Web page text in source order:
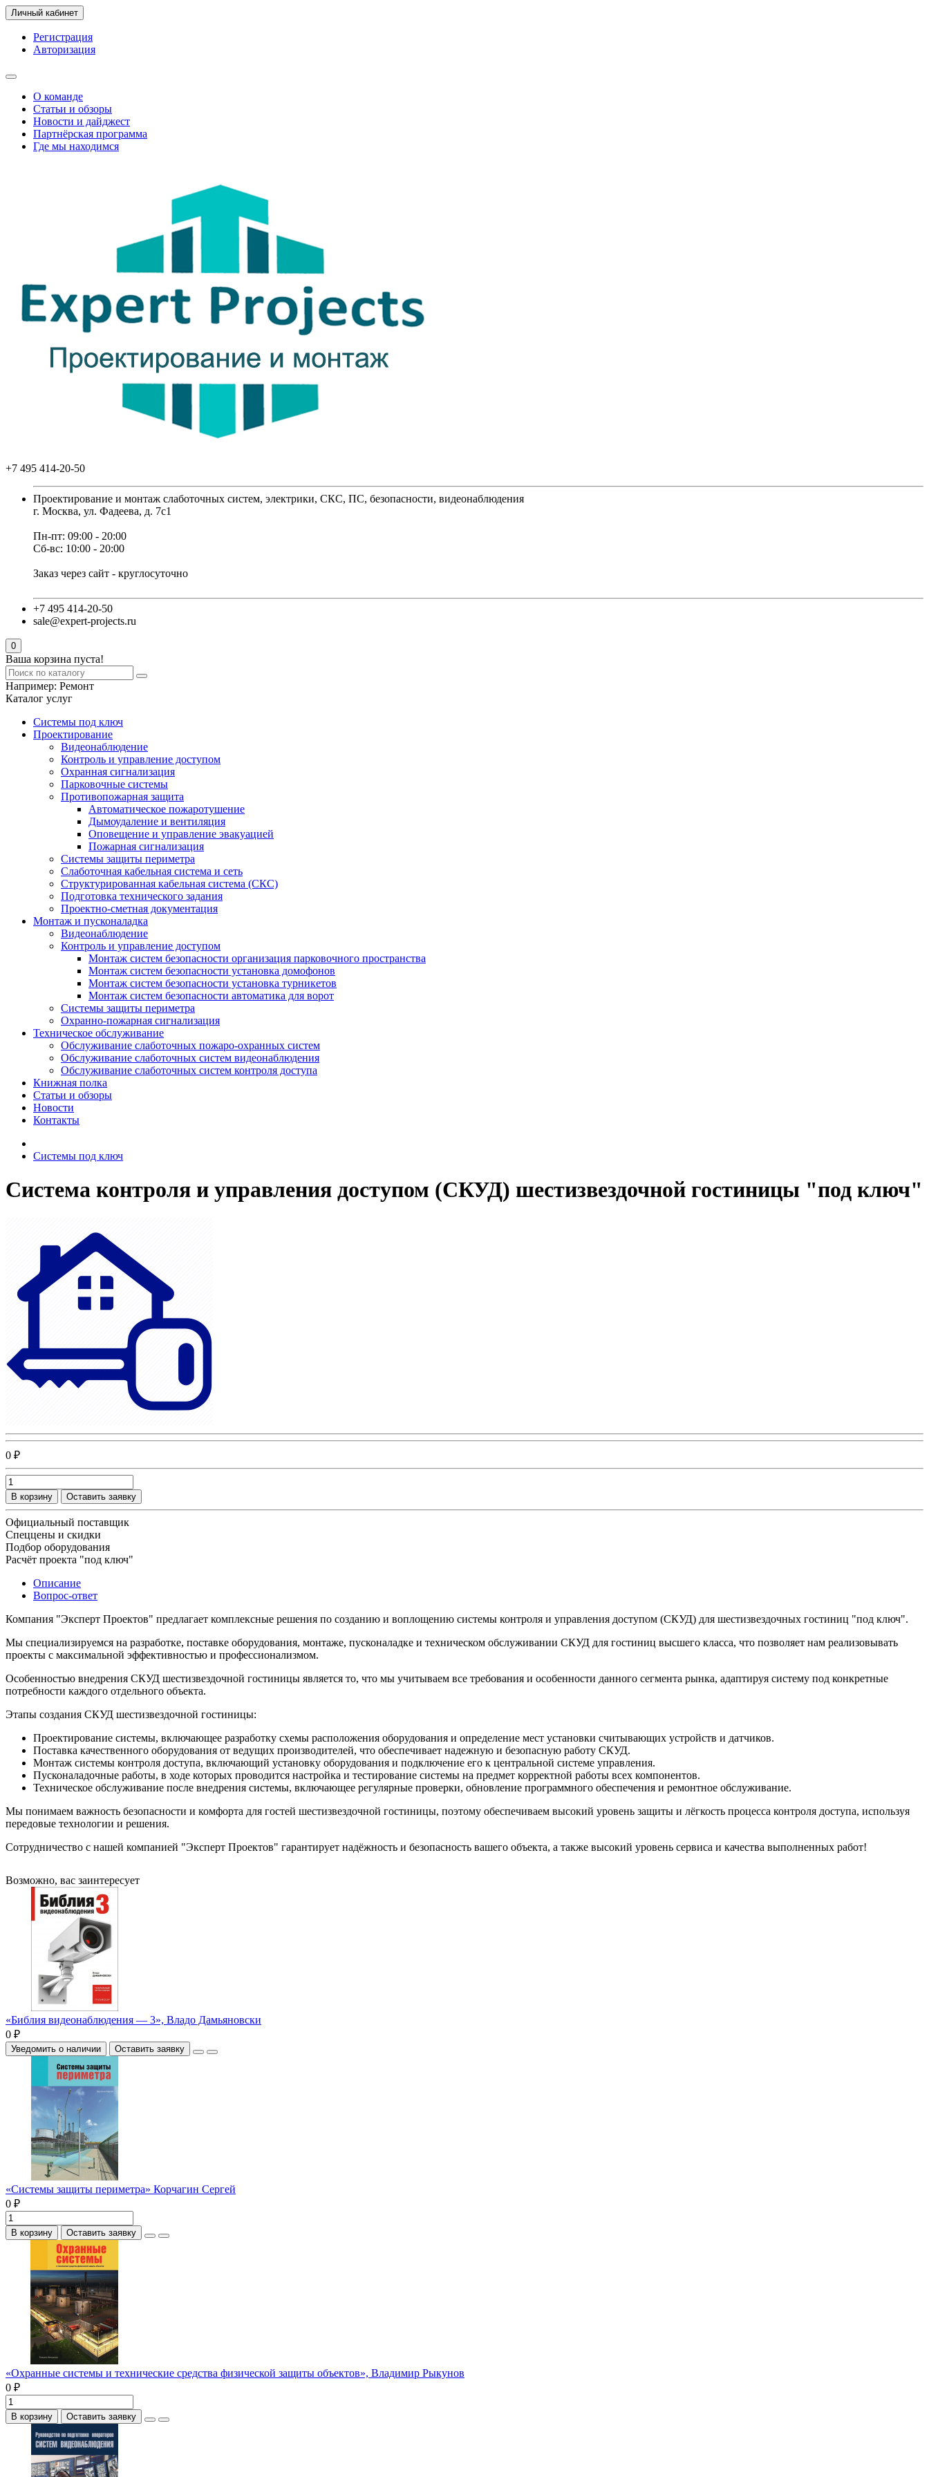
Личный кабинет
Регистрация
Авторизация
О команде
Статьи и обзоры
Новости и дайджест
Партнёрская программа
Где мы находимся
+7 495 414-20-50
Проектирование и монтаж слаботочных систем, электрики, СКС, ПС, безопасности, видеонаблюдения
г. Москва, ул. Фадеева, д. 7с1
Пн-пт: 09:00 - 20:00
Сб-вс: 10:00 - 20:00
Заказ через сайт - круглосуточно
+7 495 414-20-50
sale@expert-projects.ru
0
Ваша корзина пуста!
Например: Ремонт
Каталог услуг
Системы под ключ
Проектирование
Видеонаблюдение
Контроль и управление доступом
Охранная сигнализация
Парковочные системы
Противопожарная защита
Автоматическое пожаротушение
Дымоудаление и вентиляция
Оповещение и управление эвакуацией
Пожарная сигнализация
Системы защиты периметра
Слаботочная кабельная система и сеть
Структурированная кабельная система (СКС)
Подготовка технического задания
Проектно-сметная документация
Монтаж и пусконаладка
Видеонаблюдение
Контроль и управление доступом
Монтаж систем безопасности организация парковочного пространства
Монтаж систем безопасности установка домофонов
Монтаж систем безопасности установка турникетов
Монтаж систем безопасности автоматика для ворот
Системы защиты периметра
Охранно-пожарная сигнализация
Техническое обслуживание
Обслуживание слаботочных пожаро-охранных систем
Обслуживание слаботочных систем видеонаблюдения
Обслуживание слаботочных систем контроля доступа
Книжная полка
Статьи и обзоры
Новости
Контакты
Системы под ключ
Система контроля и управления доступом (СКУД) шестизвездочной гостиницы "под ключ"
0 ₽
В корзину Оставить заявку
Официальный поставщик
Спеццены и скидки
Подбор оборудования
Расчёт проекта "под ключ"
Описание
Вопрос-ответ
Компания "Эксперт Проектов" предлагает комплексные решения по созданию и воплощению системы контроля и управления доступом (СКУД) для шестизвездочных гостиниц "под ключ".
Мы специализируемся на разработке, поставке оборудования, монтаже, пусконаладке и техническом обслуживании СКУД для гостиниц высшего класса, что позволяет нам реализовывать
проекты с максимальной эффективностью и профессионализмом.
Особенностью внедрения СКУД шестизвездочной гостиницы является то, что мы учитываем все требования и особенности данного сегмента рынка, адаптируя систему под конкретные
потребности каждого отдельного объекта.
Этапы создания СКУД шестизвездочной гостиницы:
Проектирование системы, включающее разработку схемы расположения оборудования и определение мест установки считывающих устройств и датчиков.
Поставка качественного оборудования от ведущих производителей, что обеспечивает надежную и безопасную работу СКУД.
Монтаж системы контроля доступа, включающий установку оборудования и подключение его к центральной системе управления.
Пусконаладочные работы, в ходе которых проводится настройка и тестирование системы на предмет корректной работы всех компонентов.
Техническое обслуживание после внедрения системы, включающее регулярные проверки, обновление программного обеспечения и ремонтное обслуживание.
Мы понимаем важность безопасности и комфорта для гостей шестизвездочной гостиницы, поэтому обеспечиваем высокий уровень защиты и лёгкость процесса контроля доступа, используя
передовые технологии и решения.
Сотрудничество с нашей компанией "Эксперт Проектов" гарантирует надёжность и безопасность вашего объекта, а также высокий уровень сервиса и качества выполненных работ!
Возможно, вас заинтересует
«Библия видеонаблюдения — 3», Владо Дамьяновски
0 ₽
Уведомить о наличии Оставить заявку
«Системы защиты периметра» Корчагин Сергей
0 ₽
В корзину Оставить заявку
«Охранные системы и технические средства физической защиты объектов», Владимир Рыкунов
0 ₽
В корзину Оставить заявку